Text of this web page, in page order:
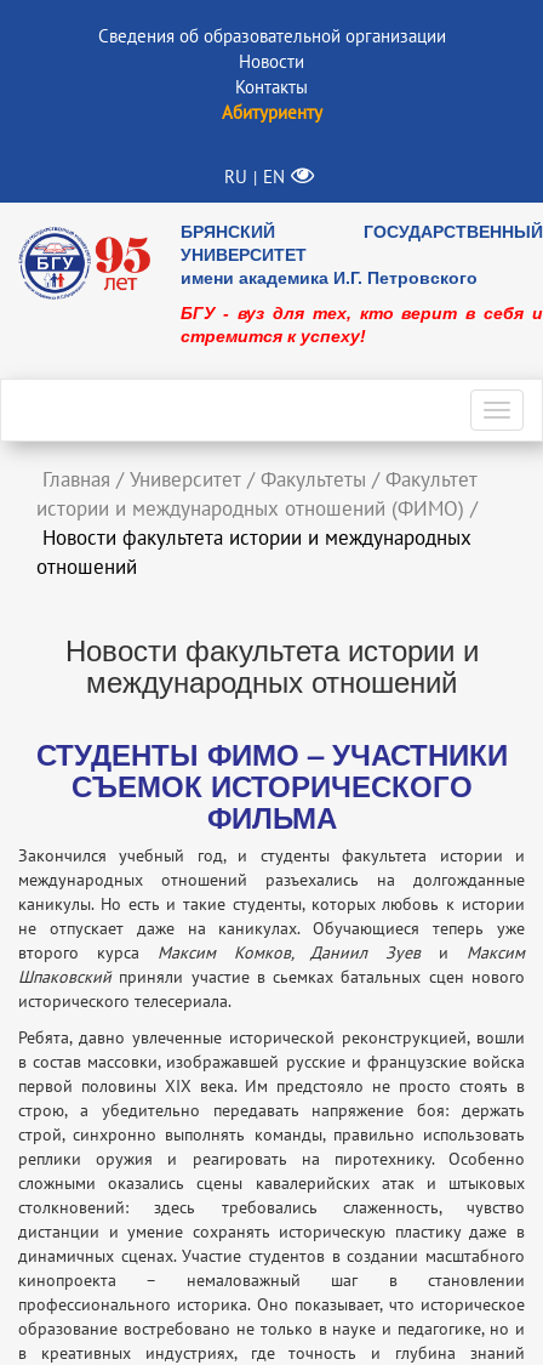
Сведения об образовательной организации
Новости
Контакты
Абитуриенту
RU | EN
БРЯНСКИЙ ГОСУДАРСТВЕННЫЙ
УНИВЕРСИТЕТ
имени академика И.Г. Петровского
БГУ - вуз для тех, кто верит в себя и
стремится к успеху!
Главная / Университет / Факультеты / Факультет
истории и международных отношений (ФИМО) /
Новости факультета истории и международных
отношений
Новости факультета истории и
международных отношений
СТУДЕНТЫ ФИМО – УЧАСТНИКИ
СЪЕМОК ИСТОРИЧЕСКОГО
ФИЛЬМА
Закончился учебный год, и студенты факультета истории и
международных отношений разъехались на долгожданные
каникулы. Но есть и такие студенты, которых любовь к истории
не отпускает даже на каникулах. Обучающиеся теперь уже
второго курса Максим Комков, Даниил Зуеви Максим
Шпаковскийприняли участие в сьемках батальных сцен нового
исторического телесериала.
Ребята, давно увлеченные исторической реконструкцией, вошли
в состав массовки, изображавшей русские и французские войска
первой половины XIX века. Им предстояло не просто стоять в
строю, а убедительно передавать напряжение боя: держать
строй, синхронно выполнять команды, правильно использовать
реплики оружия и реагировать на пиротехнику. Особенно
сложными оказались сцены кавалерийских атак и штыковых
столкновений: здесь требовались слаженность, чувство
дистанции и умение сохранять историческую пластику даже в
динамичных сценах. Участие студентов в создании масштабного
кинопроекта – немаловажный шаг в становлении
профессионального историка. Оно показывает, что историческое
образование востребовано не только в науке и педагогике, но и
в креативных индустриях, где точность и глубина знаний